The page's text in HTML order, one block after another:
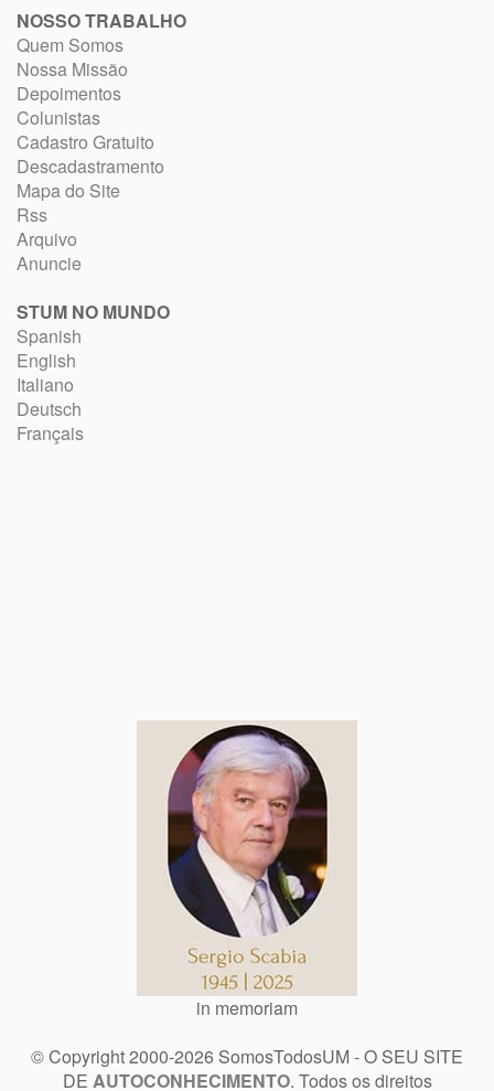
NOSSO TRABALHO
Quem Somos
Nossa Missão
Depoimentos
Colunistas
Cadastro Gratuito
Descadastramento
Mapa do Site
Rss
Arquivo
Anuncie
STUM NO MUNDO
Spanish
English
Italiano
Deutsch
Français
in memoriam
© Copyright 2000-2026 SomosTodosUM - O SEU SITE
DE AUTOCONHECIMENTO. Todos os direitos